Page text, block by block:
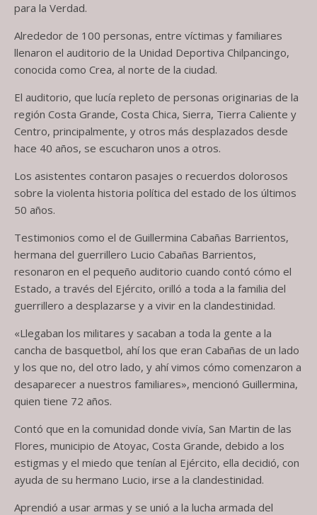
para la Verdad.
Alrededor de 100 personas, entre víctimas y familiares
llenaron el auditorio de la Unidad Deportiva Chilpancingo,
conocida como Crea, al norte de la ciudad.
El auditorio, que lucía repleto de personas originarias de la
región Costa Grande, Costa Chica, Sierra, Tierra Caliente y
Centro, principalmente, y otros más desplazados desde
hace 40 años, se escucharon unos a otros.
Los asistentes contaron pasajes o recuerdos dolorosos
sobre la violenta historia política del estado de los últimos
50 años.
Testimonios como el de Guillermina Cabañas Barrientos,
hermana del guerrillero Lucio Cabañas Barrientos,
resonaron en el pequeño auditorio cuando contó cómo el
Estado, a través del Ejército, orilló a toda a la familia del
guerrillero a desplazarse y a vivir en la clandestinidad.
«Llegaban los militares y sacaban a toda la gente a la
cancha de basquetbol, ahí los que eran Cabañas de un lado
y los que no, del otro lado, y ahí vimos cómo comenzaron a
desaparecer a nuestros familiares», mencionó Guillermina,
quien tiene 72 años.
Contó que en la comunidad donde vivía, San Martin de las
Flores, municipio de Atoyac, Costa Grande, debido a los
estigmas y el miedo que tenían al Ejército, ella decidió, con
ayuda de su hermano Lucio, irse a la clandestinidad.
Aprendió a usar armas y se unió a la lucha armada del